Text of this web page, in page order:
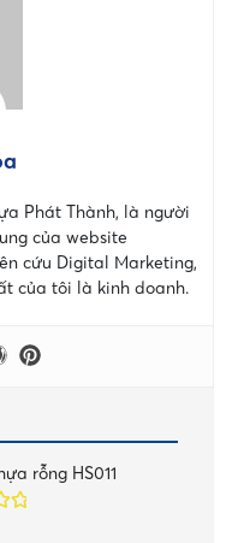
Phát Thành, là người
của website
cứu Digital Marketing,
của tôi là kinh doanh.
rỗng HS011